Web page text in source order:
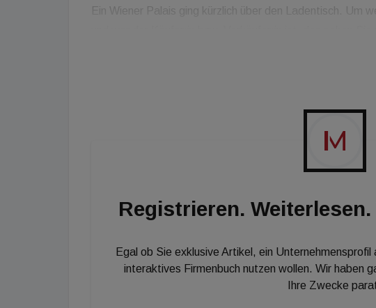
Ein Wiener Palais ging kürzlich über den Ladentisch. Um
wichtigsten Nachrichten der Woche in unserem Web-TV-
Registrieren.
Egal ob Sie exklusive Artikel, ein
interaktives Firmenbuch nutzen wollen. Wir haben
Ihre Zwecke